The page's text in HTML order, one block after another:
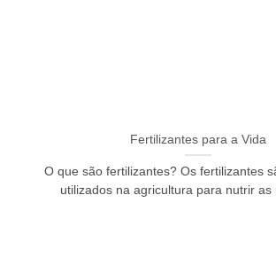
Fertilizantes para a Vida
O que são fertilizantes? Os fertilizantes
utilizados na agricultura para nutrir as